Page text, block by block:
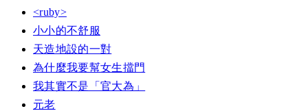
<ruby>
小小的不舒服
天造地設的一對
為什麼我要幫女生擋門
我其實不是「官大為」
元老